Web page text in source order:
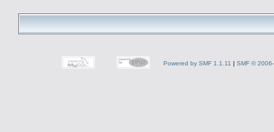
Powered by SMF 1.1.11 | SMF ©